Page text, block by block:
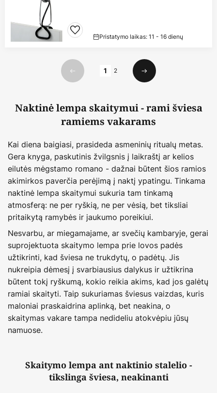
Pristatymo laikas: 11 - 16 dienų
Ankstesnis
1 2
Kitas
Naktinė lempa skaitymui - rami šviesa
ramiems vakarams
Kai diena baigiasi, prasideda asmeninių ritualų metas.
Gera knyga, paskutinis žvilgsnis į laikraštį ar kelios
eilutės mėgstamo romano - dažnai būtent šios ramios
akimirkos paverčia perėjimą į naktį ypatingu. Tinkama
naktinė lempa skaitymui sukuria tam tinkamą
atmosferą: ne per ryškią, ne per vėsią, bet tiksliai
pritaikytą ramybės ir jaukumo poreikiui.
Nesvarbu, ar miegamajame, ar svečių kambaryje, gerai
suprojektuota skaitymo lempa prie lovos padės
užtikrinti, kad šviesa ne trukdytų, o padėtų. Jis
nukreipia dėmesį į svarbiausius dalykus ir užtikrina
būtent tokį ryškumą, kokio reikia akims, kad jos galėtų
ramiai skaityti. Taip sukuriamas šviesus vaizdas, kuris
maloniai praskaidrina aplinką, bet neakina, o
skaitymas vakare tampa nedideliu atokvėpiu jūsų
namuose.
Skaitymo lempa ant naktinio stalelio -
tikslinga šviesa, neakinanti